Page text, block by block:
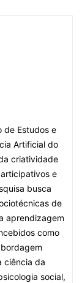
de Estudos e
Artificial do
criatividade
e
busca
de
aprendizagem
como
ciência da
social,